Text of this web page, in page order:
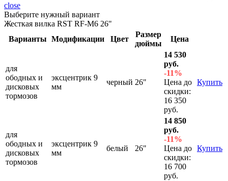
close
Выберите нужный вариант
Жесткая вилка RST RF-M6 26"
Варианты Модификации Цвет
Размер
дюймы
Цена
для
ободных и
дисковых
тормозов
эксцентрик 9
мм
черный 26"
14 530
руб.
-11%
Цена до
скидки:
16 350
руб.
Купить
для
ободных и
дисковых
тормозов
эксцентрик 9
мм
белый 26"
14 850
руб.
-11%
Цена до
скидки:
16 700
руб.
Купить